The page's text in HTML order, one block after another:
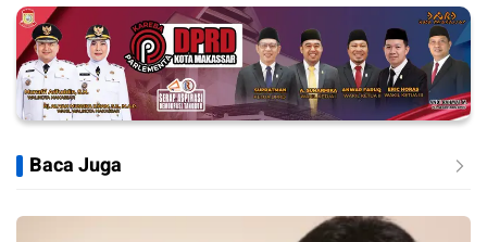
Baca Juga